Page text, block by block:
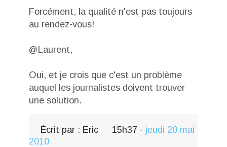
Forcément, la qualité n'est pas toujours
au rendez-vous!
@Laurent,
Oui, et je crois que c'est un problème
auquel les journalistes doivent trouver
une solution.
Écrit par : Eric 15h37 - jeudi 20 mai
2010